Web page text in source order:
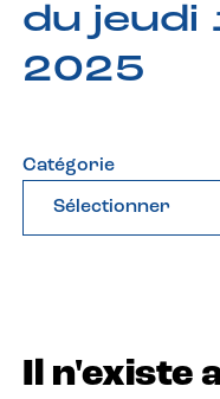
du
2025
Catégorie
Sélectionner
Il n'existe